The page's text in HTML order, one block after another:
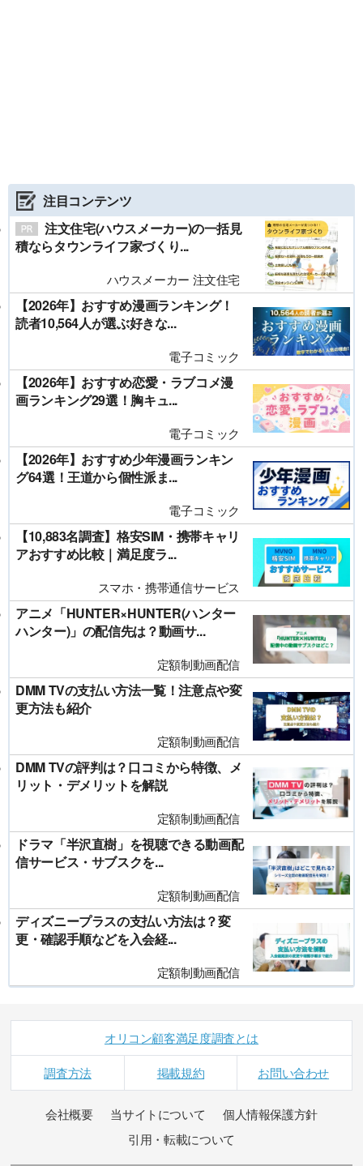
注目コンテンツ
注文住宅(ハウスメーカー)の一括見
積ならタウンライフ家づくり...
ハウスメーカー 注文住宅
【2026年】おすすめ漫画ランキング！
読者10,564人が選ぶ好きな...
電子コミック
【2026年】おすすめ恋愛・ラブコメ漫
画ランキング29選！胸キュ...
電子コミック
【2026年】おすすめ少年漫画ランキン
グ64選！王道から個性派ま...
電子コミック
【10,883名調査】格安SIM・携帯キャリ
アおすすめ比較｜満足度ラ...
スマホ・携帯通信サービス
アニメ「HUNTER×HUNTER(ハンター
ハンター)」の配信先は？動画サ...
定額制動画配信
DMM TVの支払い方法一覧！注意点や変
更方法も紹介
定額制動画配信
DMM TVの評判は？口コミから特徴、メ
リット・デメリットを解説
定額制動画配信
ドラマ「半沢直樹」を視聴できる動画配
信サービス・サブスクを...
定額制動画配信
ディズニープラスの支払い方法は？変
更・確認手順などを入会経...
定額制動画配信
オリコン顧客満足度調査とは
調査方法 掲載規約 お問い合わせ
会社概要 当サイトについて
個人情報保護方針
引用・転載について